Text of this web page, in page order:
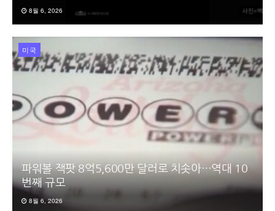
8월 6, 2026
미국
파워볼 잭팟 8억5,600만 달러로 치솟아…역대 10
번째 규모
8월 6, 2026